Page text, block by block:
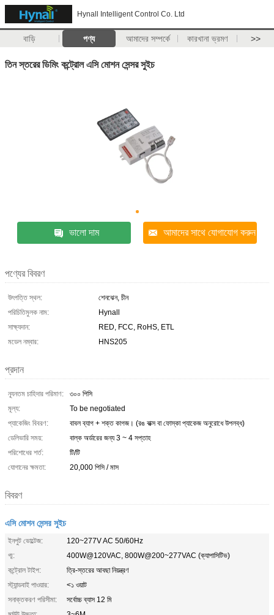
Hynall Intelligent Control Co. Ltd
বাড়ি পণ্য আমাদের সম্পর্কে কারখানা ভ্রমণ >>
তিন স্তরের ডিমিং কন্ট্রোল এসি মোশন সেন্সর সুইচ
ভালো দাম আমাদের সাথে যোগাযোগ করুন
পণ্যের বিবরণ
উৎপত্তি স্থল:
শেনঝেন, চীন
পরিচিতিমুলক নাম:
Hynall
সাক্ষ্যদান:
RED, FCC, RoHS, ETL
মডেল নম্বার:
HNS205
প্রদান
ন্যূনতম চাহিদার পরিমাণ:
৩০০ পিসি
মূল্য:
To be negotiated
প্যাকেজিং বিবরণ:
বাবল ব্যাগ + শক্ত কাগজ। (রঙ বাক্স বা ফোস্কা প্যাকেজ অনুরোধে উপলব্ধ)
ডেলিভারি সময়:
বাল্ক অর্ডারের জন্য 3 ~ 4 সপ্তাহ
পরিশোধের শর্ত:
টি/টি
যোগানের ক্ষমতা:
20,000 পিসি / মাস
বিবরণ
এসি মোশন সেন্সর সুইচ
ইনপুট ভোল্টেজ:
120~277V AC 50/60Hz
গ্ম:
400W@120VAC, 800W@200~277VAC (ক্যাপাসিটিভ)
কন্ট্রোল টাইপ:
ত্রি-স্তরের আবছা নিয়ন্ত্রণ
স্ট্যান্ডবাই পাওয়ার:
<১ ওয়াট
সনাক্তকরণ পরিসীমা:
সর্বোচ্চ ব্যাস 12 মি